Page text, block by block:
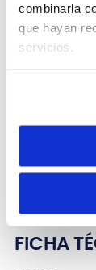
combinarla
que hayan
servicios.
Es uno de
calidad y
FICHA